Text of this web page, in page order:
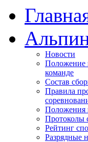
Новости
Положение
команде
Состав
Правила
Положения
Протоколы
Рейтинг
Разрядные